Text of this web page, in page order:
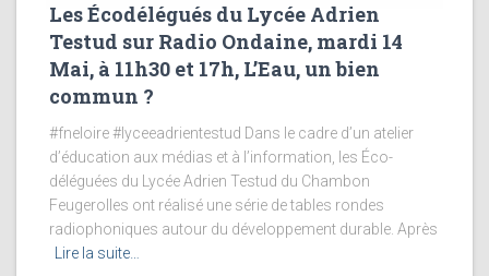
Les Écodélégués du Lycée Adrien
Testud sur Radio Ondaine, mardi 14
Mai, à 11h30 et 17h, L’Eau, un bien
commun ?
#fneloire #lyceeadrientestud Dans le cadre d’un atelier
d’éducation aux médias et à l’information, les Éco-
déléguées du Lycée Adrien Testud du Chambon
Feugerolles ont réalisé une série de tables rondes
radiophoniques autour du développement durable. Après
Lire la suite…